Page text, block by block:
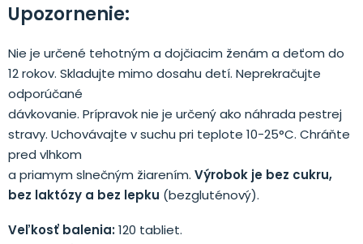
Upozornenie:
Nie je určené tehotným a dojčiacim ženám a deťom do
12 rokov. Skladujte mimo dosahu detí. Neprekračujte
odporúčané
dávkovanie. Prípravok nie je určený ako náhrada pestrej
stravy. Uchovávajte v suchu pri teplote 10-25°C. Chráňte
pred vlhkom
a priamym slnečným žiarením. Výrobok je bez cukru,
bez laktózy a bez lepku (bezgluténový).
Veľkosť balenia:120 tabliet.